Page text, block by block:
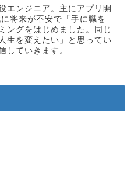
エンジニア。主にアプリ開
将来が不安で「手に職を
ングをはじめました。同じ
生を変えたい」と思ってい
していきます。